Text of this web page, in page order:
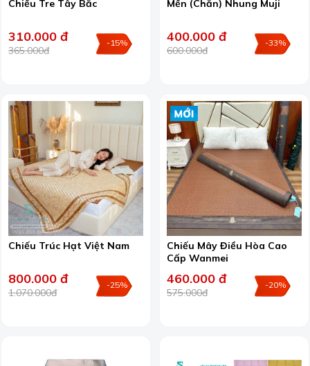
Chiếu Tre Tây Bắc
310.000 đ
365.000đ
-15%
Mền (Chăn) Nhung Muji
400.000 đ
600.000đ
-33%
Chiếu Trúc Hạt Việt Nam
800.000 đ
1.070.000đ
-25%
Chiếu Mây Điều Hòa Cao
Cấp Wanmei
460.000 đ
575.000đ
-20%